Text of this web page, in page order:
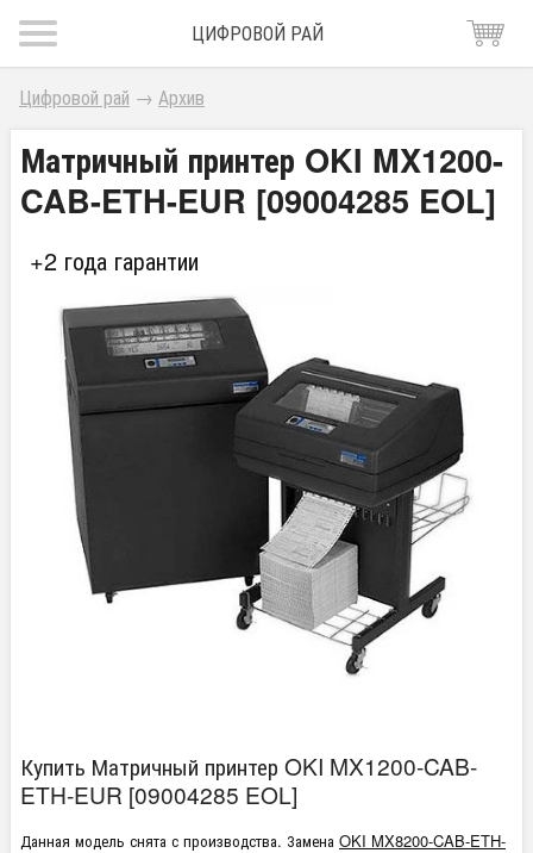
ЦИФРОВОЙ РАЙ
Цифровой рай → Архив
Матричный принтер OKI MX1200-
CAB-ETH-EUR [09004285 EOL]
+2 года гарантии
Купить Матричный принтер OKI MX1200-CAB-
ETH-EUR [09004285 EOL]
Данная модель снята с производства. Замена OKI MX8200-CAB-ETH-